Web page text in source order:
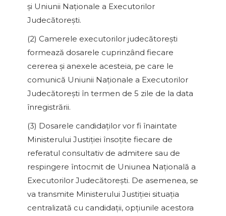
şi Uniunii Naţionale a Executorilor
Judecătoreşti.
(2) Camerele executorilor judecătoreşti
formează dosarele cuprinzând fiecare
cererea şi anexele acesteia, pe care le
comunică Uniunii Naţionale a Executorilor
Judecătoreşti în termen de 5 zile de la data
înregistrării.
(3) Dosarele candidaţilor vor fi înaintate
Ministerului Justiţiei însoţite fiecare de
referatul consultativ de admitere sau de
respingere întocmit de Uniunea Naţională a
Executorilor Judecătoreşti. De asemenea, se
va transmite Ministerului Justiţiei situaţia
centralizată cu candidaţii, opţiunile acestora